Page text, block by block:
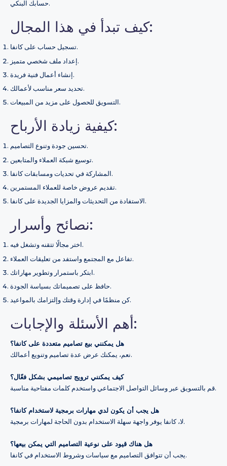
حسابك البنكي.
كيف تبدأ في هذا المجال:
تسجيل حساب على كانفا.
إعداد ملف شخصي متميز.
إنشاء أعمال فنية فريدة.
تحديد سعر مناسب لأعمالك.
التسويق للحصول على مزيد من المبيعات.
كيفية زيادة الأرباح:
تحسين جودة وتنوع التصاميم.
توسيع شبكة العملاء والمتابعين.
المشاركة في تحديات ومسابقات كانفا.
تقديم عروض خاصة للعملاء المستمرين.
الاستفادة من التحديثات والمزايا الجديدة على كانفا.
نصائح وأسرار:
اختر مجالًا تتقنه وتشغل فيه.
تفاعل مع المجتمع واستفد من تعليقات العملاء.
ابتكر باستمرار وتطوير مهاراتك.
حافظ على تصميماتك بسياسة الجودة.
كن منظمًا في إدارة وقتك وإلتزامك بالمواعيد.
أهم الأسئلة والإجابات:
نعم، يمكنك عرض عدة تصاميم وتنويع أعمالك.
كيف يمكنني ترويج تصاميمي بشكل فعّال؟
قم بالتسويق عبر وسائل التواصل الاجتماعي واستخدم كلمات مفتاحية مناسبة.
لا، كانفا يوفر واجهة سهلة الاستخدام بدون الحاجة لمهارات برمجية.
يجب أن تتوافق التصاميم مع سياسات وشروط الاستخدام في كانفا.